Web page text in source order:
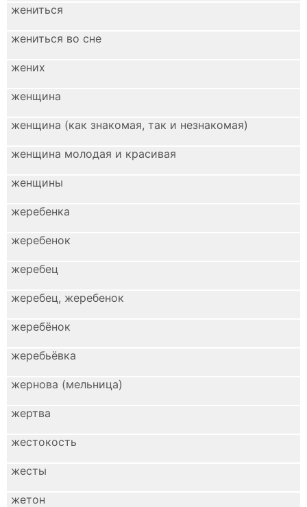
жениться
жениться во сне
жених
женщина
женщина (как знакомая, так и незнакомая)
женщина молодая и красивая
женщины
жеребенка
жеребенок
жеребец
жеребец, жеребенок
жеребёнок
жеребьёвка
жернова (мельница)
жертва
жестокость
жесты
жетон